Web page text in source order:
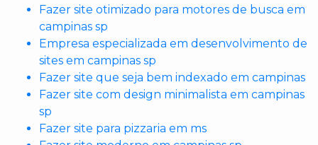
Fazer site otimizado para motores de busca em
campinas sp
Empresa especializada em desenvolvimento de
sites em campinas sp
Fazer site que seja bem indexado em campinas
Fazer site com design minimalista em campinas
sp
Fazer site para pizzaria em ms